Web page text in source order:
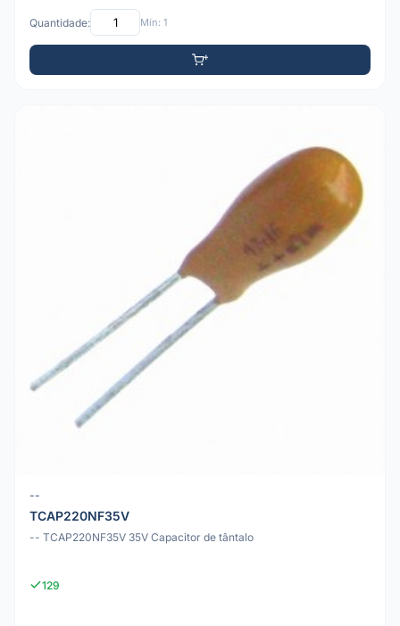
Quantidade: Mín: 1
--
TCAP220NF35V
-- TCAP220NF35V 35V Capacitor de tântalo
129